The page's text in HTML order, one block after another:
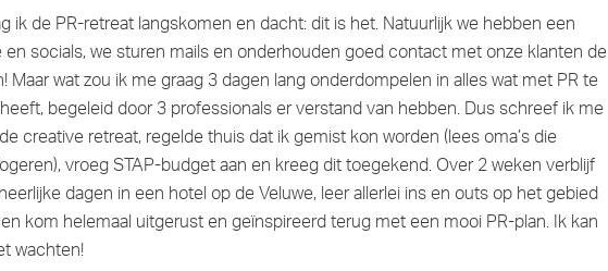
ik de PR-retreat langskomen en dacht: dit is het. Natuurlijk we hebben een
socials, we sturen mails en onderhouden goed contact met onze klanten de
Maar wat zou ik me graag 3 dagen lang onderdompelen in alles wat met PR te
begeleid door 3 professionals er verstand van hebben. Dus schreef ik me
creative retreat, regelde thuis dat ik gemist kon worden (lees oma’s die
vroeg STAP-budget aan en kreeg dit toegekend. Over 2 weken verblijf
dagen in een hotel op de Veluwe, leer allerlei ins en outs op het gebied
kom helemaal uitgerust en geïnspireerd terug met een mooi PR-plan. Ik kan
wachten!